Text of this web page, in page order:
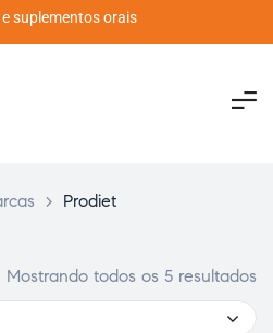
suplementos orais
> Prodiet
Mostrando todos os 5 resultados